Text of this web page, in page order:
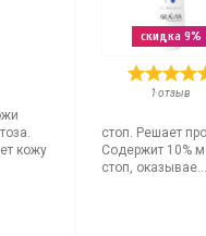
кожу
скидка 9%
1 отзыв
стоп. Решает
Содержит 10%
стоп, оказывае...